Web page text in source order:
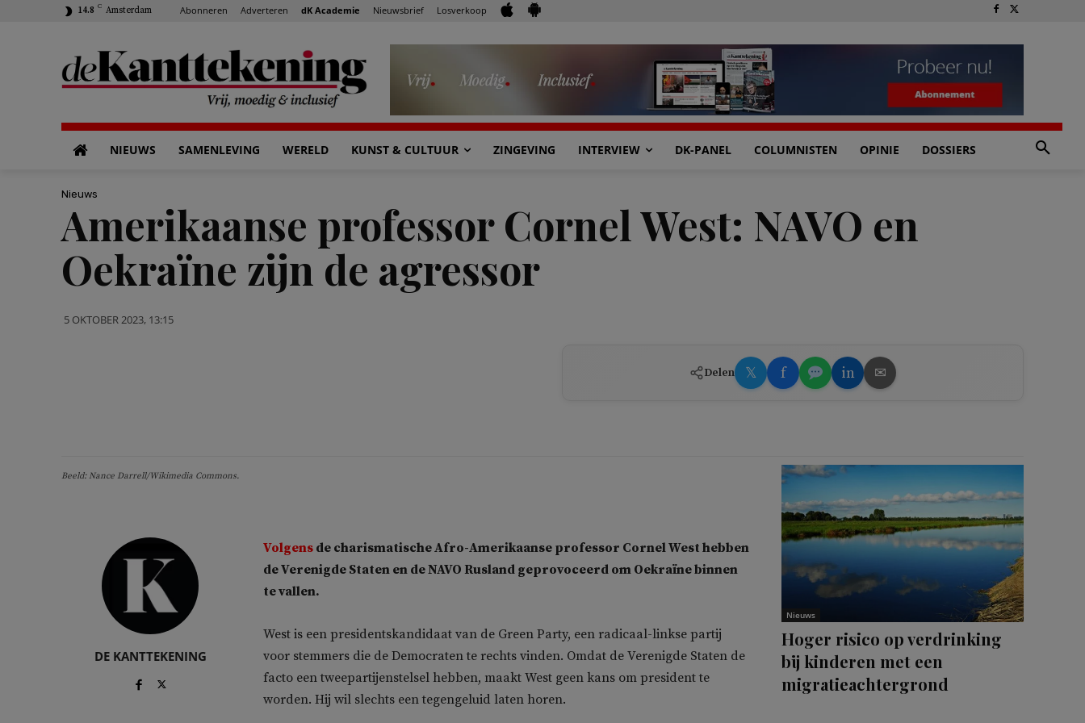
14.8 C Amsterdam Abonneren Adverteren dK Academie Nieuwsbrief Losverkoop
NIEUWS SAMENLEVING WERELD KUNST & CULTUUR ZINGEVING INTERVIEW DK-PANEL COLUMNISTEN OPINIE DOSSIERS
Nieuws
Amerikaanse professor Cornel West: NAVO en
Oekraïne zijn de agressor
5 OKTOBER 2023, 13:15
Delen 𝕏 f in ✉
Beeld: Nance Darrell/Wikimedia Commons.
DE KANTTEKENING
Volgens de charismatische Afro-Amerikaanse professor Cornel West hebben
de Verenigde Staten en de NAVO Rusland geprovoceerd om Oekraïne binnen
te vallen.
West is een presidentskandidaat van de Green Party, een radicaal-linkse partij
voor stemmers die de Democraten te rechts vinden. Omdat de Verenigde Staten de
facto een tweepartijenstelsel hebben, maakt West geen kans om president te
worden. Hij wil slechts een tegengeluid laten horen.
Nieuws
Hoger risico op verdrinking
bij kinderen met een
migratieachtergrond